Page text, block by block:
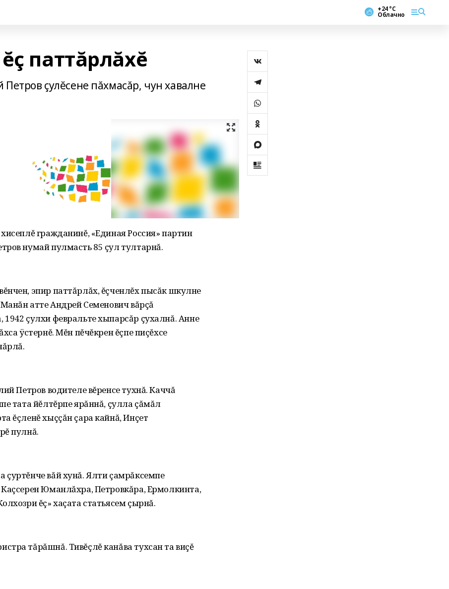
+24 °С
Облачно
паттăрлăхĕ
çулĕсене пăхмасăр, чун хавалне
гражданинĕ, «Единая Россия» партин
нумай пулмасть 85 çул тултарнă.
эпир паттăрлăх, ĕçченлĕх пысăк шкулне
атте Андрей Семенович вăрçă
çулхи февральте хыпарсăр çухалнă. Анне
ÿстернĕ. Мĕн пĕчĕкрен ĕçпе пиçĕхсе
Петров водителе вĕренсе тухнă. Каччă
тата йĕлтĕрпе ярăннă, çулла çăмăл
ĕçленĕ хыççăн çара кайнă, Инçет
пулнă.
çуртĕнче вăй хунă. Ялти çамрăксемпе
Юманлăхра, Петровкăра, Ермолкинта,
ĕç» хаçата статьясем çырнă.
тăрăшнă. Тивĕçлĕ канăва тухсан та виçĕ